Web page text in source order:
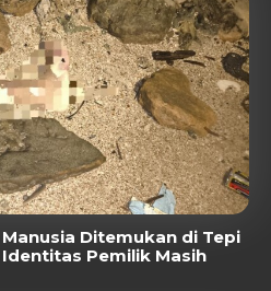
Ditemukan di Tepi
Pemilik Masih